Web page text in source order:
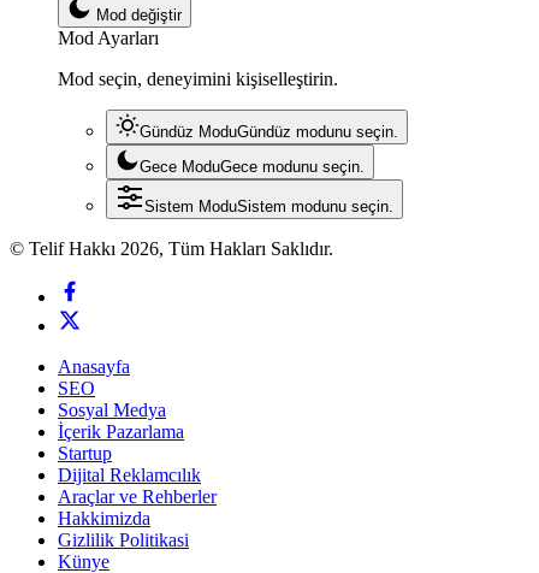
Mod değiştir
Mod Ayarları
Mod seçin, deneyimini kişiselleştirin.
Gündüz ModuGündüz modunu seçin.
Gece ModuGece modunu seçin.
Sistem ModuSistem modunu seçin.
© Telif Hakkı 2026, Tüm Hakları Saklıdır.
Anasayfa
SEO
Sosyal Medya
İçerik Pazarlama
Startup
Dijital Reklamcılık
Araçlar ve Rehberler
Hakkimizda
Gizlilik Politikasi
Künye